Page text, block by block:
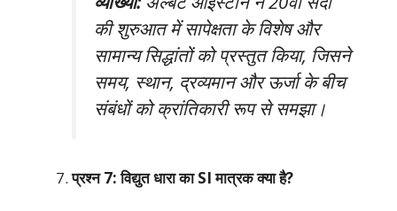
की शुरुआत में सापेक्षता के विशेष और
सामान्य सिद्धांतों को प्रस्तुत किया, जिसने
समय, स्थान, द्रव्यमान और ऊर्जा के बीच
संबंधों को क्रांतिकारी रूप से समझा।
प्रश्न 7: विद्युत धारा का SI मात्रक क्या है?